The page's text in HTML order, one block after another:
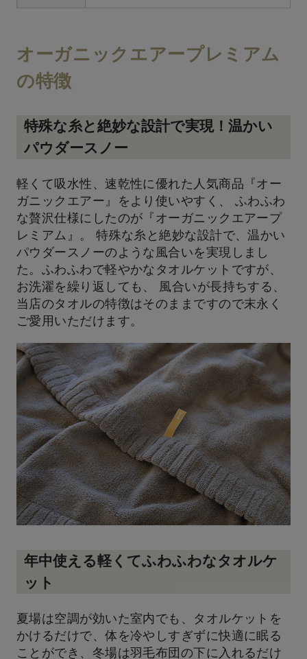
オーガニックエアープレミアム
の特徴
特殊な糸と絶妙な設計で実現！温かい
パウダースノー
軽くて吸水性、速乾性に優れた人気商品『オー
ガニックエアー』をより使いやすく、 ふわふわ
な贅沢仕様にしたのが『オーガニックエアープ
レミアム』。 特殊な糸と絶妙な設計で、温かい
パウダースノーのような風合いを実現しまし
た。ふわふわで軽やかなタオルケットですが、
お洗濯を繰り返しても、 風合いが長持ちする、
当店のタオルの特徴はそのままですので末永く
ご愛用いただけます。
年中使える軽くてふわふわなタオルケ
ット
夏場は空調が効いた室内でも、タオルケットを
かけるだけで、体を冷やしすぎずに快適に眠る
ことができ、冬場は羽毛布団の下に入れるだけ